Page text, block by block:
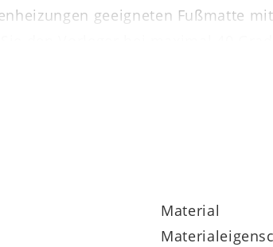
geeigneten Fußmatte
trocknergeeignet.
Ihnen in verschiedenen Farben
Herstellergarantie.
Material